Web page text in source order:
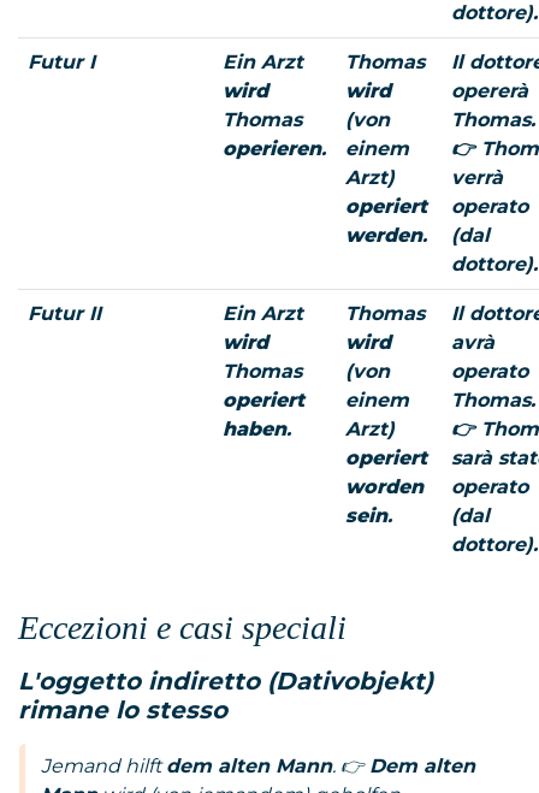
dottore).
Futur I
Ein Arzt
wird
Thomas
operieren.
Thomas
wird
(von
einem
Arzt)
operiert
werden.
Il
opererà
Thomas.
👉
verrà
operato
(dal
dottore).
Futur II
Ein Arzt
wird
Thomas
operiert
haben.
Thomas
wird
(von
einem
Arzt)
operiert
worden
sein.
Il
avrà
operato
Thomas.
👉
sarà
operato
(dal
dottore).
Eccezioni e casi speciali
L'oggetto indiretto (Dativobjekt)
rimane lo stesso
Jemand hilftdem alten Mann. 👉 Dem alten